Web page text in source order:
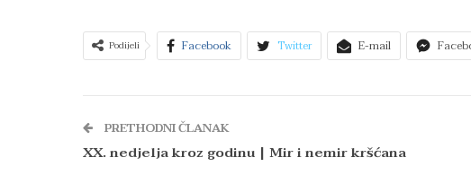
Podijeli Facebook Twitter E-mail
PRETHODNI ČLANAK
XX. nedjelja kroz godinu | Mir i nemir kršćana